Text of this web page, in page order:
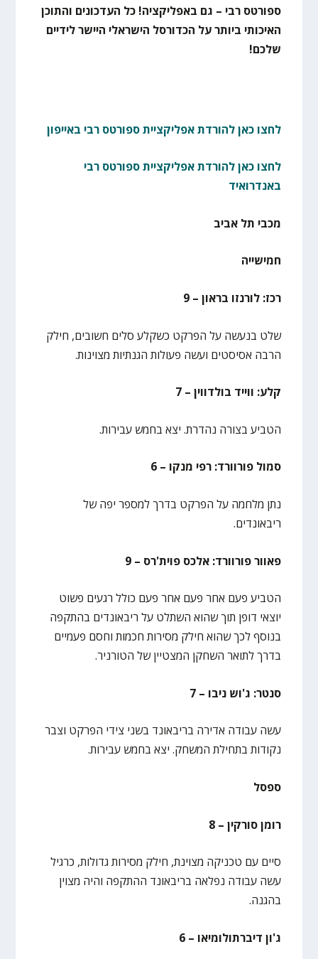
ספורטס רבי – גם באפליקציה! כל העדכונים והתוכן
האיכותי ביותר על הכדורסל הישראלי היישר לידיים
שלכם!
לחצו כאן להורדת אפליקציית ספורטס רבי באייפון
לחצו כאן להורדת אפליקציית ספורטס רבי
באנדרואיד
מכבי תל אביב
חמישייה
רכז: לורנזו בראון – 9
שלט בנעשה על הפרקט כשקלע סלים חשובים, חילק
הרבה אסיסטים ועשה פעולות הגנתיות מצוינות.
קלע: ווייד בולדווין – 7
הטביע בצורה נהדרת. יצא בחמש עבירות.
סמול פורוורד: רפי מנקו – 6
נתן מלחמה על הפרקט בדרך למספר יפה של
ריבאונדים.
פאוור פורוורד: אלכס פוית'רס – 9
הטביע פעם אחר פעם אחר פעם כולל רגעים פשוט
יוצאי דופן תוך שהוא השתלט על ריבאונדים בהתקפה
בנוסף לכך שהוא חילק מסירות חכמות וחסם פעמיים
בדרך לתואר השחקן המצטיין של הטורניר.
סנטר: ג'וש ניבו – 7
עשה עבודה אדירה בריבאונד בשני צידי הפרקט וצבר
נקודות בתחילת המשחק. יצא בחמש עבירות.
ספסל
רומן סורקין – 8
סיים עם טכניקה מצוינת, חילק מסירות גדולות, כרגיל
עשה עבודה נפלאה בריבאונד ההתקפה והיה מצוין
בהגנה.
ג'ון דיברתולומיאו – 6